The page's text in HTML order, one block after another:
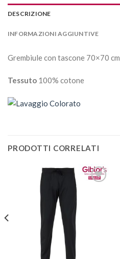
DESCRIZIONE
INFORMAZIONI AGGIUNTIVE
Grembiule con tascone 70×70 cm
Tessuto 100% cotone
PRODOTTI CORRELATI